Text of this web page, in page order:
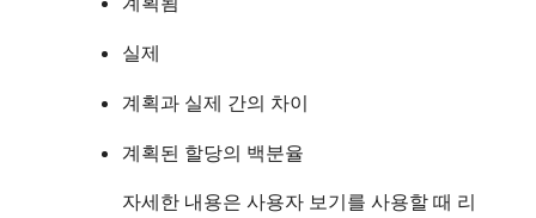
실제
계획과 실제 간의 차이
계획된 할당의 백분율
자세한 내용은 사용자 보기를 사용할 때 리